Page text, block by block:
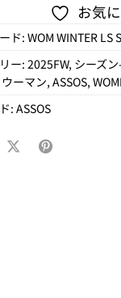
お気
ド:WOM WINTER LS
ー:2025FW, シーズ
ーマン,ASSOS,
:ASSOS